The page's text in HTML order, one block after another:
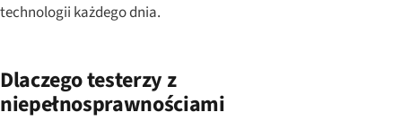
technologii każdego dnia.
Dlaczego testerzy z
niepełnosprawnościami